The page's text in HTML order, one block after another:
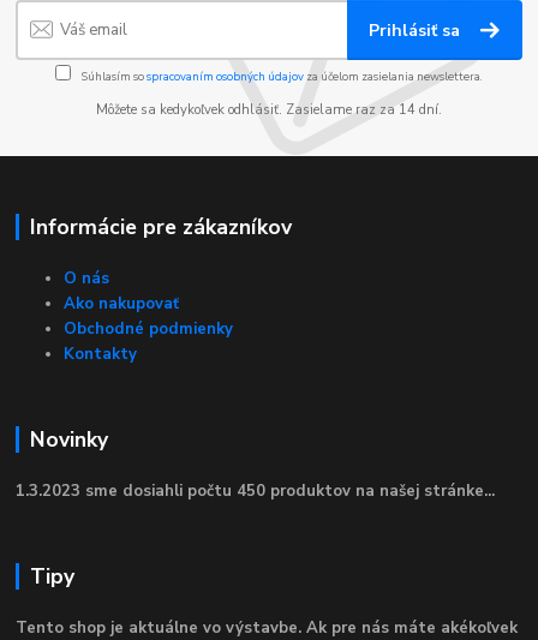
Prihlásiť sa
Súhlasím sospracovaním osobných údajov za účelom zasielania newslettera.
Môžete sa kedykoľvek odhlásiť. Zasielame raz za 14 dní.
Informácie pre zákazníkov
O nás
Ako nakupovať
Obchodné podmienky
Kontakty
Novinky
1.3.2023 sme dosiahli počtu 450 produktov na našej stránke...
Tipy
Tento shop je aktuálne vo výstavbe. Ak pre nás máte akékoľvek